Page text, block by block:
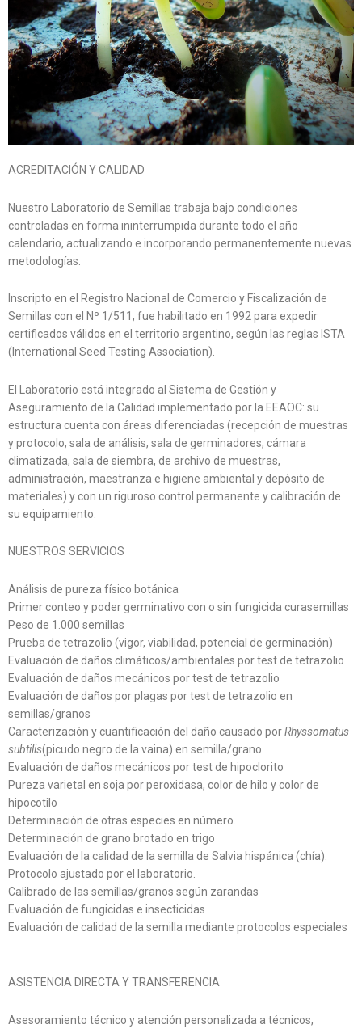
ACREDITACIÓN Y CALIDAD
Nuestro Laboratorio de Semillas trabaja bajo condiciones
controladas en forma ininterrumpida durante todo el año
calendario, actualizando e incorporando permanentemente nuevas
metodologías.
Inscripto en el Registro Nacional de Comercio y Fiscalización de
Semillas con el Nº 1/511, fue habilitado en 1992 para expedir
certificados válidos en el territorio argentino, según las reglas ISTA
(International Seed Testing Association).
El Laboratorio está integrado al Sistema de Gestión y
Aseguramiento de la Calidad implementado por la EEAOC: su
estructura cuenta con áreas diferenciadas (recepción de muestras
y protocolo, sala de análisis, sala de germinadores, cámara
climatizada, sala de siembra, de archivo de muestras,
administración, maestranza e higiene ambiental y depósito de
materiales) y con un riguroso control permanente y calibración de
su equipamiento.
NUESTROS SERVICIOS
Análisis de pureza físico botánica
Primer conteo y poder germinativo con o sin fungicida curasemillas
Peso de 1.000 semillas
Prueba de tetrazolio (vigor, viabilidad, potencial de germinación)
Evaluación de daños climáticos/ambientales por test de tetrazolio
Evaluación de daños mecánicos por test de tetrazolio
Evaluación de daños por plagas por test de tetrazolio en
semillas/granos
Caracterización y cuantificación del daño causado porRhyssomatus
subtilis(picudo negro de la vaina) en semilla/grano
Evaluación de daños mecánicos por test de hipoclorito
Pureza varietal en soja por peroxidasa, color de hilo y color de
hipocotilo
Determinación de otras especies en número.
Determinación de grano brotado en trigo
Evaluación de la calidad de la semilla de Salvia hispánica (chía).
Protocolo ajustado por el laboratorio.
Calibrado de las semillas/granos según zarandas
Evaluación de fungicidas e insecticidas
Evaluación de calidad de la semilla mediante protocolos especiales
ASISTENCIA DIRECTA Y TRANSFERENCIA
Asesoramiento técnico y atención personalizada a técnicos,